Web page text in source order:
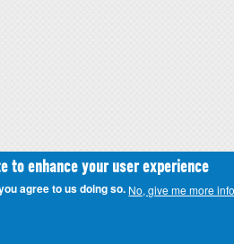
to enhance your user experience
agree to us doing so. No, give me more